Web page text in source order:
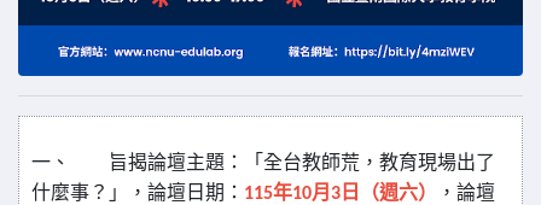
一、
旨揭論壇主題：「全台教師荒，教育現場出了
什麼事？」，論壇日期： 115年10月 3 日（週六）
，論壇